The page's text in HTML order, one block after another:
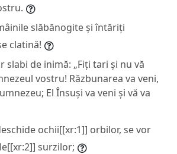
slăbănogite și întăriți
clatină!
slabi de inimă: „Fiți tari și nu vă
vostru! Răzbunarea va veni,
El Însuși va veni și vă va
ochii[[xr:1]] orbilor, se vor
surzilor;